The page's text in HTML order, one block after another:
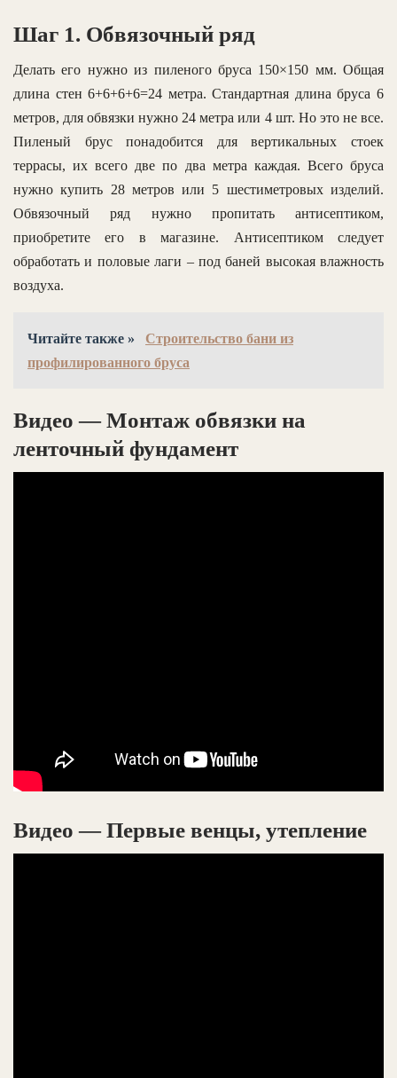
Шаг 1. Обвязочный ряд
Делать его нужно из пиленого бруса 150×150 мм. Общая
длина стен 6+6+6+6=24 метра. Стандартная длина бруса 6
метров, для обвязки нужно 24 метра или 4 шт. Но это не все.
Пиленый брус понадобится для вертикальных стоек
террасы, их всего две по два метра каждая. Всего бруса
нужно купить 28 метров или 5 шестиметровых изделий.
Обвязочный ряд нужно пропитать антисептиком,
приобретите его в магазине. Антисептиком следует
обработать и половые лаги – под баней высокая влажность
воздуха.
Читайте также »
Строительство бани из
профилированного бруса
Видео — Монтаж обвязки на
ленточный фундамент
Видео — Первые венцы, утепление